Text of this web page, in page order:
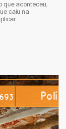
que aconteceu,
caiu na